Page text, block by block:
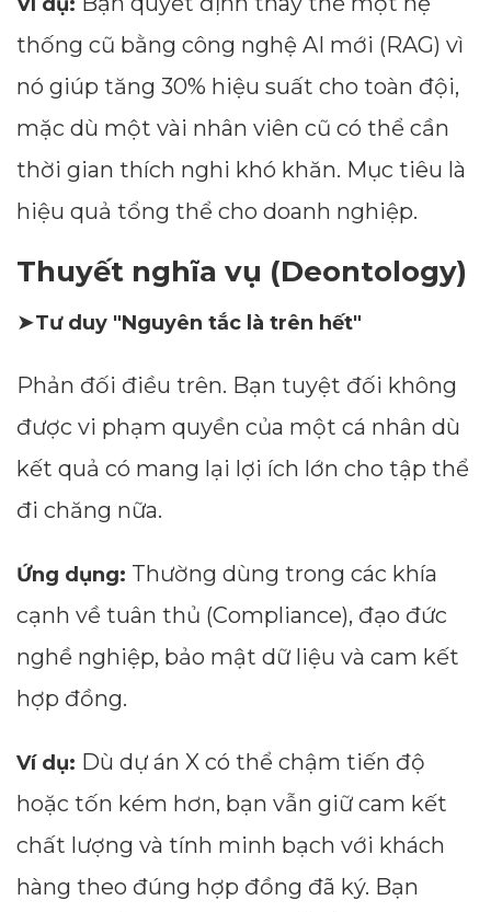
thống cũ bằng công nghệ AI mới (RAG) vì
nó giúp tăng 30% hiệu suất cho toàn đội,
mặc dù một vài nhân viên cũ có thể cần
thời gian thích nghi khó khăn. Mục tiêu là
hiệu quả tổng thể cho doanh nghiệp.
Thuyết nghĩa vụ (Deontology)
➤Tư duy "Nguyên tắc là trên hết"
Phản đối điều trên. Bạn tuyệt đối không
được vi phạm quyền của một cá nhân dù
kết quả có mang lại lợi ích lớn cho tập thể
đi chăng nữa.
Ứng dụng: Thường dùng trong các khía
cạnh về tuân thủ (Compliance), đạo đức
nghề nghiệp, bảo mật dữ liệu và cam kết
hợp đồng.
Ví dụ: Dù dự án X có thể chậm tiến độ
hoặc tốn kém hơn, bạn vẫn giữ cam kết
chất lượng và tính minh bạch với khách
hàng theo đúng hợp đồng đã ký. Bạn